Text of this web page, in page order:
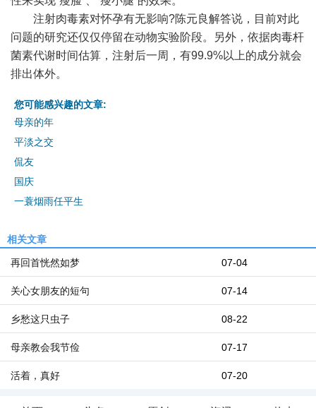
注射肉毒素对怀孕有无影响?陈元良解答说，目前对此
问题的研究还仅仅停留在动物实验阶段。另外，依据肉毒杆
菌素代谢时间估算，注射后一周，有99.9%以上的成分就会
排出体外。
您可能感兴趣的文章:
母亲的年
平淡之交
侃友
国庆
一蓑烟雨任平生
相关文章
07-04
再回首恍然如梦
07-14
关心女朋友的短句
08-22
乡愁这只虫子
07-17
母亲教会我节俭
07-20
活着，真好